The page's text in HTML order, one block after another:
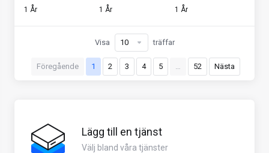
1 År 1 År 1 År
Föregående 1 2 3 4 5 … 52 Nästa
Visa träffar
Lägg till en tjänst
Välj bland våra tjänster